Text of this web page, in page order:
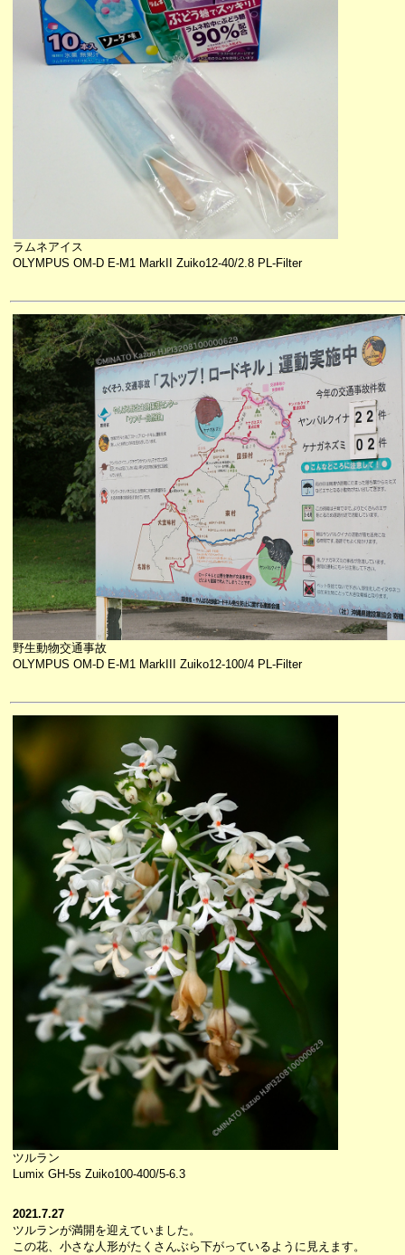
ラムネアイス
OLYMPUS OM-D E-M1 MarkII Zuiko12-40/2.8 PL-Filter
野生動物交通事故
OLYMPUS OM-D E-M1 MarkIII Zuiko12-100/4 PL-Filter
ツルラン
Lumix GH-5s Zuiko100-400/5-6.3
2021.7.27
ツルランが満開を迎えていました。
この花、小さな人形がたくさんぶら下がっているように見えます。